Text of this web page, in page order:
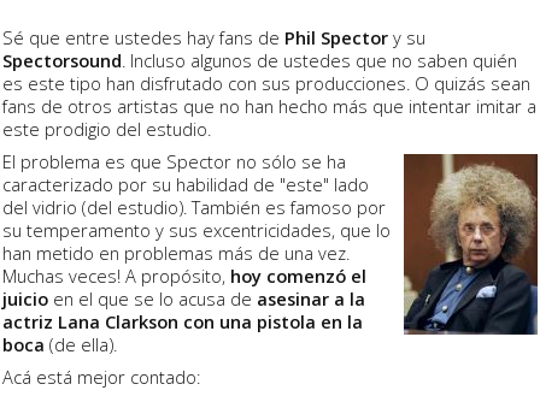
Sé que entre ustedes hay fans de Phil Spector y su
Spectorsound . Incluso algunos de ustedes que no saben quién
es este tipo han disfrutado con sus producciones. O quizás sean
fans de otros artistas que no han hecho más que intentar imitar a
este prodigio del estudio.
El problema es que Spector no sólo se ha
caracterizado por su habilidad de "este" lado
del vidrio (del estudio). También es famoso por
su temperamento y sus excentricidades, que lo
han metido en problemas más de una vez.
Muchas veces! A propósito, hoy comenzó el
juicio en el que se lo acusa de asesinar a la
actriz Lana Clarkson con una pistola en la
boca (de ella).
Acá está mejor contado: